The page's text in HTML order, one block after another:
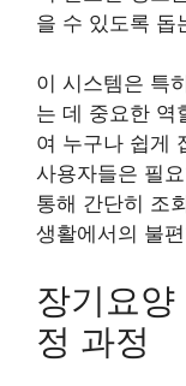
을 수 있도록 돕
이 시스템은 특
는 데 중요한 역
여 누구나 쉽게
사용자들은 필
통해 간단히 조
생활에서의 불
장기요
정 과정